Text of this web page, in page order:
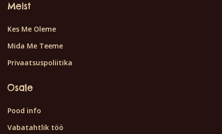
Meist
Kes Me Oleme
Mida Me Teeme
Privaatsuspoliitika
Osale
Pood info
Vabatahtlik töö